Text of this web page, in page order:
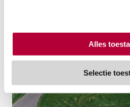
Alles
Selectie
Gerelateerde